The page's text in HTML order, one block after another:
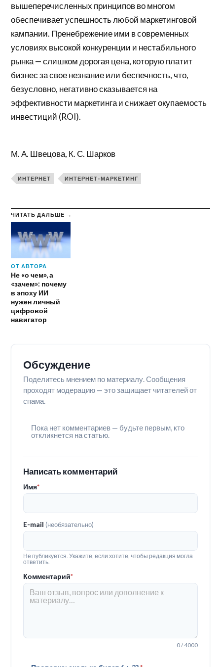
вышеперечисленных принципов во многом
обеспечивает успешность любой маркетинговой
кампании. Пренебрежение ими в современных
условиях высокой конкуренции и нестабильного
рынка — слишком дорогая цена, которую платит
бизнес за свое незнание или беспечность, что,
безусловно, негативно сказывается на
эффективности маркетинга и снижает окупаемость
инвестиций (ROI).
М. А. Швецова, К. С. Шарков
ИНТЕРНЕТ ИНТЕРНЕТ-МАРКЕТИНГ
ЧИТАТЬ ДАЛЬШЕ →
ОТ АВТОРА
Не «о чем», а
«зачем»: почему
в эпоху ИИ
нужен личный
цифровой
навигатор
Обсуждение
Поделитесь мнением по материалу. Сообщения
проходят модерацию — это защищает читателей от
спама.
Пока нет комментариев — будьте первым, кто
откликнется на статью.
Написать комментарий
Имя*
E-mail(необязательно)
Не публикуется. Укажите, если хотите, чтобы редакция могла
ответить.
Комментарий*
0 / 4000